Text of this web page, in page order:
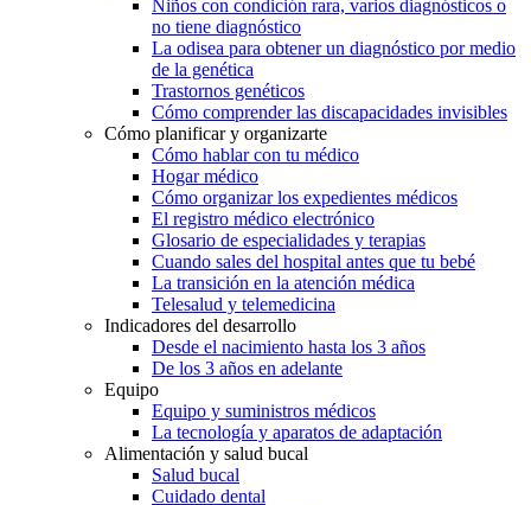
Niños con condición rara, varios diagnósticos o
no tiene diagnóstico
La odisea para obtener un diagnóstico por medio
de la genética
Trastornos genéticos
Cómo comprender las discapacidades invisibles
Cómo planificar y organizarte
Cómo hablar con tu médico
Hogar médico
Cómo organizar los expedientes médicos
El registro médico electrónico
Glosario de especialidades y terapias
Cuando sales del hospital antes que tu bebé
La transición en la atención médica
Telesalud y telemedicina
Indicadores del desarrollo
Desde el nacimiento hasta los 3 años
De los 3 años en adelante
Equipo
Equipo y suministros médicos
La tecnología y aparatos de adaptación
Alimentación y salud bucal
Salud bucal
Cuidado dental